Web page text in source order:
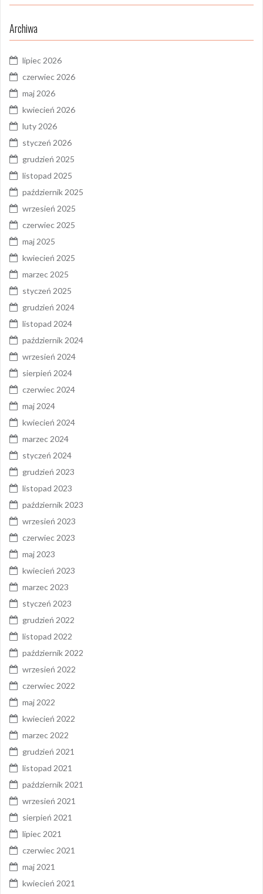
Archiwa
lipiec 2026
czerwiec 2026
maj 2026
kwiecień 2026
luty 2026
styczeń 2026
grudzień 2025
listopad 2025
październik 2025
wrzesień 2025
czerwiec 2025
maj 2025
kwiecień 2025
marzec 2025
styczeń 2025
grudzień 2024
listopad 2024
październik 2024
wrzesień 2024
sierpień 2024
czerwiec 2024
maj 2024
kwiecień 2024
marzec 2024
styczeń 2024
grudzień 2023
listopad 2023
październik 2023
wrzesień 2023
czerwiec 2023
maj 2023
kwiecień 2023
marzec 2023
styczeń 2023
grudzień 2022
listopad 2022
październik 2022
wrzesień 2022
czerwiec 2022
maj 2022
kwiecień 2022
marzec 2022
grudzień 2021
listopad 2021
październik 2021
wrzesień 2021
sierpień 2021
lipiec 2021
czerwiec 2021
maj 2021
kwiecień 2021